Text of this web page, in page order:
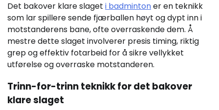
Det bakover klare slaget i badmintoner en teknikk
som lar spillere sende fjærballen høyt og dypt inn i
motstanderens bane, ofte overraskende dem. Å
mestre dette slaget involverer presis timing, riktig
grep og effektiv fotarbeid for å sikre vellykket
utførelse og overraske motstanderen.
Trinn-for-trinn teknikk for det bakover
klare slaget